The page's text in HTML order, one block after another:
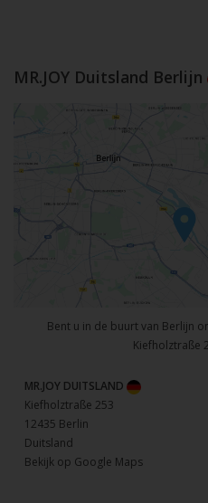
MR.JOY Duitsland Berlijn
Bent u in de buurt van Berlijn
Kiefholztraße
MR.JOY DUITSLAND
Kiefholztraße 253
12435 Berlin
Duitsland
Bekijk op Google Maps